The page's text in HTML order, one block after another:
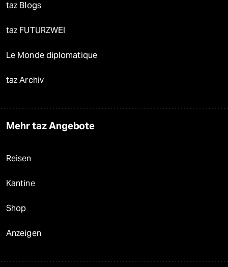
taz Blogs
taz FUTURZWEI
Le Monde diplomatique
taz Archiv
Mehr taz Angebote
Reisen
Kantine
Shop
Anzeigen